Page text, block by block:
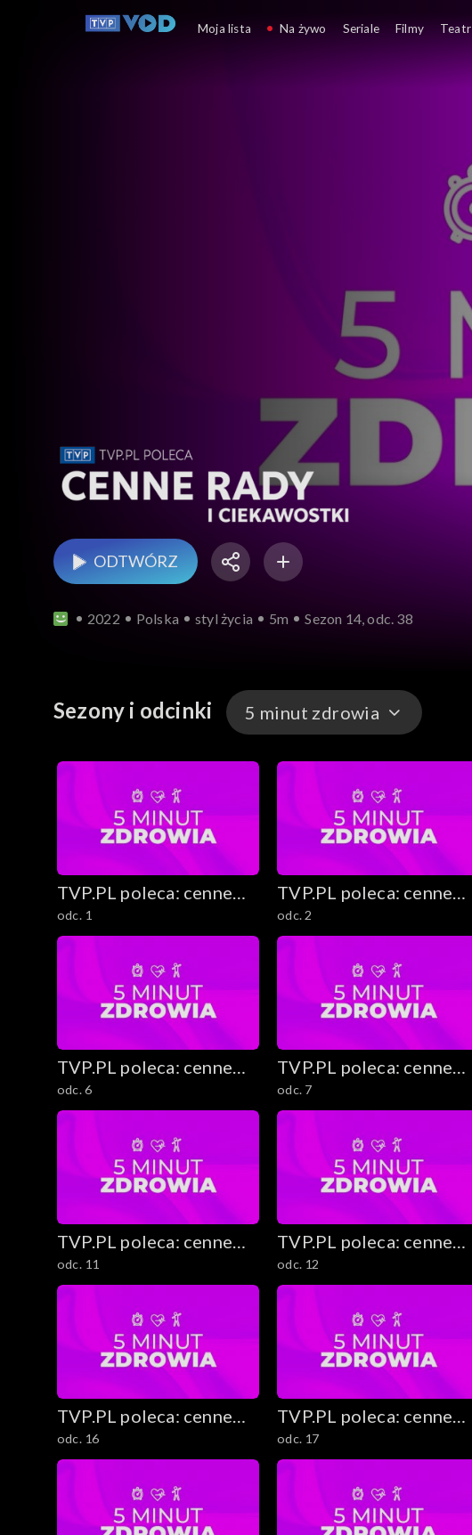
ODTWÓRZ
2022 Polska styl życia 5m Sezon 14, odc. 38
Sezony i odcinki 5 minut zdrowia
Proste i tanie przystawki karnawałowe
Gwiazdy pod lupą
Jak dbać o zdrowie psychiczne
Porady eksperta
Kobiece sprawy
Jarmarki świąteczne
Metamorfoza mieszkania bez remontu
Zrób to sam
Zimnolubni – Zima w mieście z dziećmi
Moda na zimę
Edukacja medialna
5 minut zdrowia
Kuchnia Dantego
Sylwestrowe kreacje
TVP.PL poleca: cenne
rady i ciekawostki
odc. 1
TVP.PL poleca: cenne
rady i ciekawostki
odc. 2
TVP.PL poleca: cenne
rady i ciekawostki
odc. 6
TVP.PL poleca: cenne
rady i ciekawostki
odc. 7
TVP.PL poleca: cenne
rady i ciekawostki
odc. 11
TVP.PL poleca: cenne
rady i ciekawostki
odc. 12
TVP.PL poleca: cenne
rady i ciekawostki
odc. 16
TVP.PL poleca: cenne
rady i ciekawostki
odc. 17
Moja lista Na żywo Seriale Filmy Teatr